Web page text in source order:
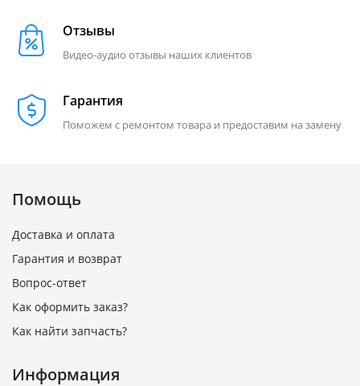
Отзывы
Видео-аудио отзывы наших клиентов
Гарантия
Поможем с ремонтом товара и предоставим на замену
Помощь
Доставка и оплата
Гарантия и возврат
Вопрос-ответ
Как оформить заказ?
Как найти запчасть?
Информация